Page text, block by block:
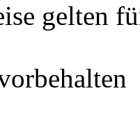
gelten